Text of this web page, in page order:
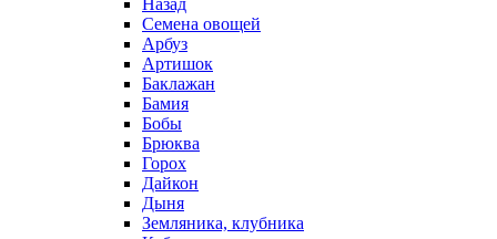
Назад
Семена овощей
Арбуз
Артишок
Баклажан
Бамия
Бобы
Брюква
Горох
Дайкон
Дыня
Земляника, клубника